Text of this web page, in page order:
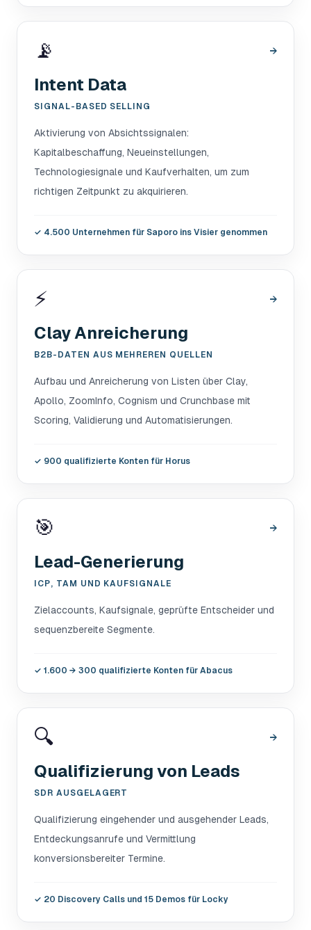
📡 →
Intent Data
SIGNAL-BASED SELLING
Aktivierung von Absichtssignalen:
Kapitalbeschaffung, Neueinstellungen,
Technologiesignale und Kaufverhalten, um zum
richtigen Zeitpunkt zu akquirieren.
✓ 4.500 Unternehmen für Saporo ins Visier genommen
⚡ →
Clay Anreicherung
B2B-DATEN AUS MEHREREN QUELLEN
Aufbau und Anreicherung von Listen über Clay,
Apollo, ZoomInfo, Cognism und Crunchbase mit
Scoring, Validierung und Automatisierungen.
✓ 900 qualifizierte Konten für Horus
🎯 →
Lead-Generierung
ICP, TAM UND KAUFSIGNALE
Zielaccounts, Kaufsignale, geprüfte Entscheider und
sequenzbereite Segmente.
✓ 1.600 → 300 qualifizierte Konten für Abacus
🔍 →
Qualifizierung von Leads
SDR AUSGELAGERT
Qualifizierung eingehender und ausgehender Leads,
Entdeckungsanrufe und Vermittlung
konversionsbereiter Termine.
✓ 20 Discovery Calls und 15 Demos für Locky